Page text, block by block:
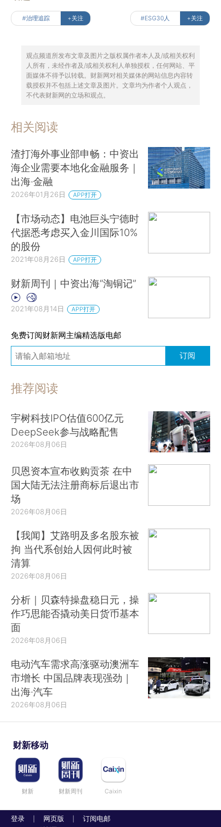
#治理追踪 +关注 #ESG30人 +关注
观点频道所发布文章及图片之版权属作者本人及/或相关权利
人所有，未经作者及/或相关权利人单独授权，任何网站、平
面媒体不得予以转载。财新网对相关媒体的网站信息内容转
载授权并不包括上述文章及图片。文章均为作者个人观点，
不代表财新网的立场和观点。
相关阅读
渣打海外事业部申畅：中资出
海企业需要本地化金融服务｜
出海·金融
2026年01月26日 APP打开
【市场动态】电池巨头宁德时
代据悉考虑买入金川国际10%
的股份
2021年08月26日 APP打开
财新周刊｜中资出海“淘铜记”
2021年08月14日 APP打开
免费订阅财新网主编精选版电邮
订阅
推荐阅读
宇树科技IPO估值600亿元
DeepSeek参与战略配售
2026年08月06日
贝恩资本宣布收购贡茶 在中
国大陆无法注册商标后退出市
场
2026年08月06日
【我闻】艾路明及多名股东被
拘 当代系创始人因何此时被
清算
2026年08月06日
分析｜贝森特操盘稳日元，操
作巧思能否撬动美日货币基本
面
2026年08月06日
电动汽车需求高涨驱动澳洲车
市增长 中国品牌表现强劲｜
出海·汽车
2026年08月06日
财新移动
财新 财新周刊 Caixin
登录 网页版 订阅电邮